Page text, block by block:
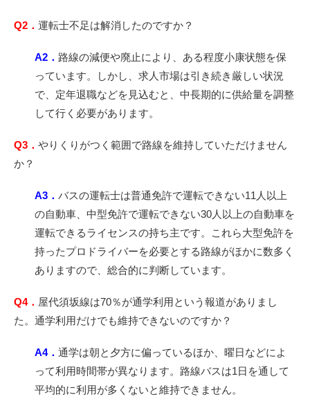
Q2． 運転士不足は解消したのですか？
A2． 路線の減便や廃止により、ある程度小康状態を保
っています。しかし、求人市場は引き続き厳しい状況
で、定年退職などを見込むと、中長期的に供給量を調整
して行く必要があります。
Q3． やりくりがつく範囲で路線を維持していただけません
か？
A3． バスの運転士は普通免許で運転できない11人以上
の自動車、中型免許で運転できない30人以上の自動車を
運転できるライセンスの持ち主です。これら大型免許を
持ったプロドライバーを必要とする路線がほかに数多く
ありますので、総合的に判断しています。
Q4． 屋代須坂線は70％が通学利用という報道がありまし
た。通学利用だけでも維持できないのですか？
A4． 通学は朝と夕方に偏っているほか、曜日などによ
って利用時間帯が異なります。路線バスは1日を通して
平均的に利用が多くないと維持できません。